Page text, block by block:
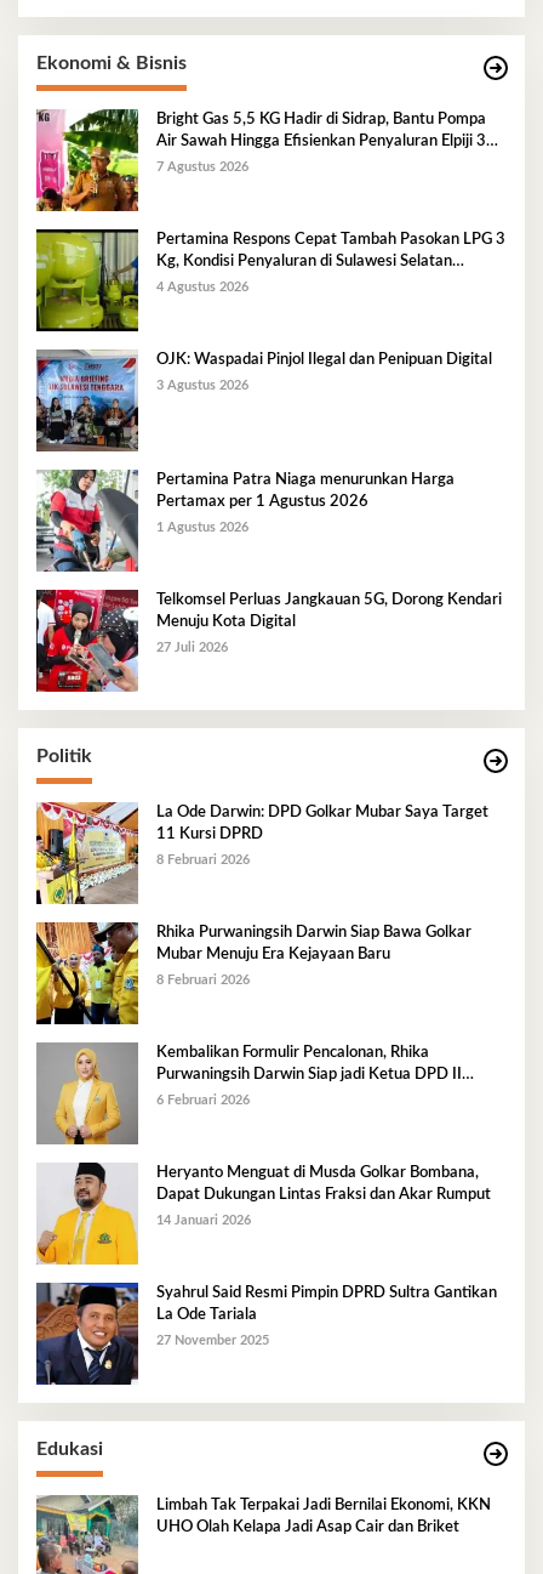
Ekonomi & Bisnis
Bright Gas 5,5 KG Hadir di Sidrap, Bantu Pompa
Air Sawah Hingga Efisienkan Penyaluran Elpiji 3
Kg
7 Agustus 2026
Pertamina Respons Cepat Tambah Pasokan LPG 3
Kg, Kondisi Penyaluran di Sulawesi Selatan
Berlangsung Kondusif
4 Agustus 2026
OJK: Waspadai Pinjol Ilegal dan Penipuan Digital
3 Agustus 2026
Pertamina Patra Niaga menurunkan Harga
Pertamax per 1 Agustus 2026
1 Agustus 2026
Telkomsel Perluas Jangkauan 5G, Dorong Kendari
Menuju Kota Digital
27 Juli 2026
Politik
La Ode Darwin: DPD Golkar Mubar Saya Target
11 Kursi DPRD
8 Februari 2026
Rhika Purwaningsih Darwin Siap Bawa Golkar
Mubar Menuju Era Kejayaan Baru
8 Februari 2026
Kembalikan Formulir Pencalonan, Rhika
Purwaningsih Darwin Siap jadi Ketua DPD II
Golkar Mubar
6 Februari 2026
Heryanto Menguat di Musda Golkar Bombana,
Dapat Dukungan Lintas Fraksi dan Akar Rumput
14 Januari 2026
Syahrul Said Resmi Pimpin DPRD Sultra Gantikan
La Ode Tariala
27 November 2025
Edukasi
Limbah Tak Terpakai Jadi Bernilai Ekonomi, KKN
UHO Olah Kelapa Jadi Asap Cair dan Briket